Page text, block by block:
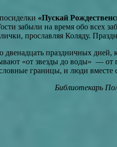
«Пускай
забыли на время обо всех
прославляя Коляду.
праздничных дней,
«от звезды до воды» — от
границы, и люди
Библиотекарь